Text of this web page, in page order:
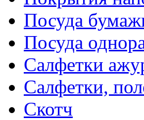
Посуда
Посуда
Салфетки
Салфетки,
Скотч